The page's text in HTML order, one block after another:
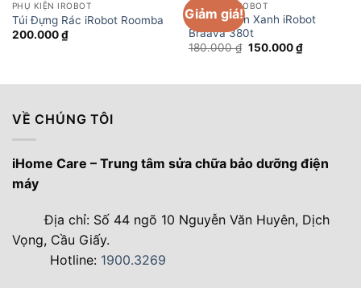
PHỤ KIỆN IROBOT
Túi Đựng Rác iRobot Roomba
200.000₫
Giảm giá!
PHỤ KIỆN IROBOT
Hộp 3 Khăn Xanh iRobot
Braava 380t
180.000₫ Giá
150.000₫Giá
hiện
150.000 ₫.
VỀ CHÚNG TÔI
iHome Care – Trung tâm sửa chữa bảo dưỡng điện
máy
Địa chỉ: Số 44 ngõ 10 Nguyễn Văn Huyên, Dịch
Vọng, Cầu Giấy.
Hotline: 1900.3269